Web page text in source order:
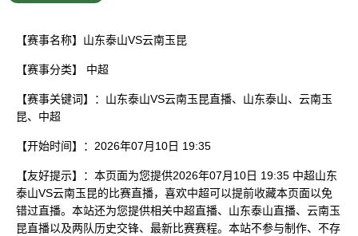
【赛事名称】山东泰山VS云南玉昆
【赛事分类】 中超
【赛事关键词】：山东泰山VS云南玉昆直播、山东泰山、云南玉
昆、中超
【开始时间】：2026年07月10日 19:35
【友好提示】：本页面为您提供2026年07月10日 19:35 中超山东
泰山VS云南玉昆的比赛直播，喜欢中超可以提前收藏本页面以免
错过直播。本站还为您提供相关中超直播、山东泰山直播、云南玉
昆直播以及两队历史交锋、最新比赛赛程。本站不参与制作、不存